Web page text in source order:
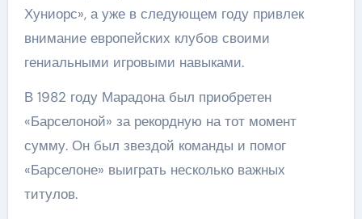
Хуниорс», а уже в следующем году привлек
внимание европейских клубов своими
гениальными игровыми навыками.
В 1982 году Марадона был приобретен
«Барселоной» за рекордную на тот момент
сумму. Он был звездой команды и помог
«Барселоне» выиграть несколько важных
титулов.